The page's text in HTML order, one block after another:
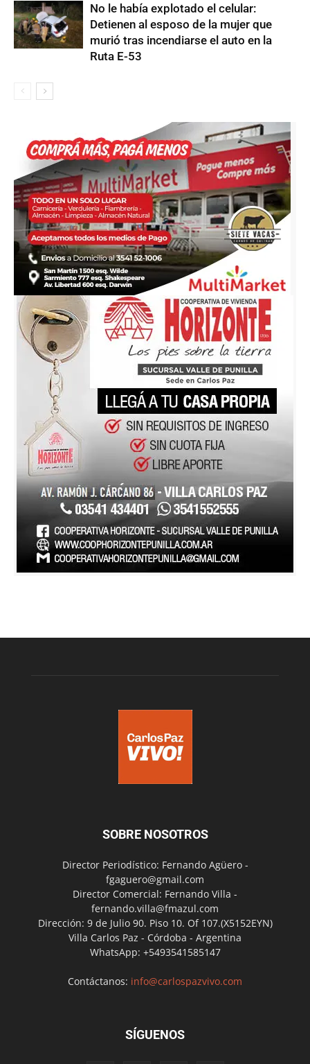
No le había explotado el celular:
Detienen al esposo de la mujer que
murió tras incendiarse el auto en la
Ruta E-53
SOBRE NOSOTROS
Director Periodístico: Fernando Agüero -
fgaguero@gmail.com
Director Comercial: Fernando Villa -
fernando.villa@fmazul.com
Dirección: 9 de Julio 90. Piso 10. Of 107.(X5152EYN)
Villa Carlos Paz - Córdoba - Argentina
WhatsApp: +5493541585147
Contáctanos: info@carlospazvivo.com
SÍGUENOS